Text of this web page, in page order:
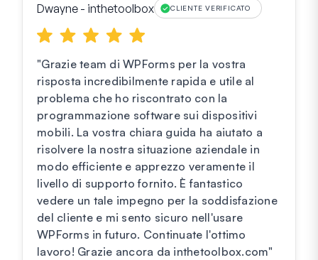
Dwayne - inthetoolbox CLIENTE VERIFICATO
"Grazie team di WPForms per la vostra
risposta incredibilmente rapida e utile al
problema che ho riscontrato con la
programmazione software sui dispositivi
mobili. La vostra chiara guida ha aiutato a
risolvere la nostra situazione aziendale in
modo efficiente e apprezzo veramente il
livello di supporto fornito. È fantastico
vedere un tale impegno per la soddisfazione
del cliente e mi sento sicuro nell'usare
WPForms in futuro. Continuate l'ottimo
lavoro! Grazie ancora da inthetoolbox.com"